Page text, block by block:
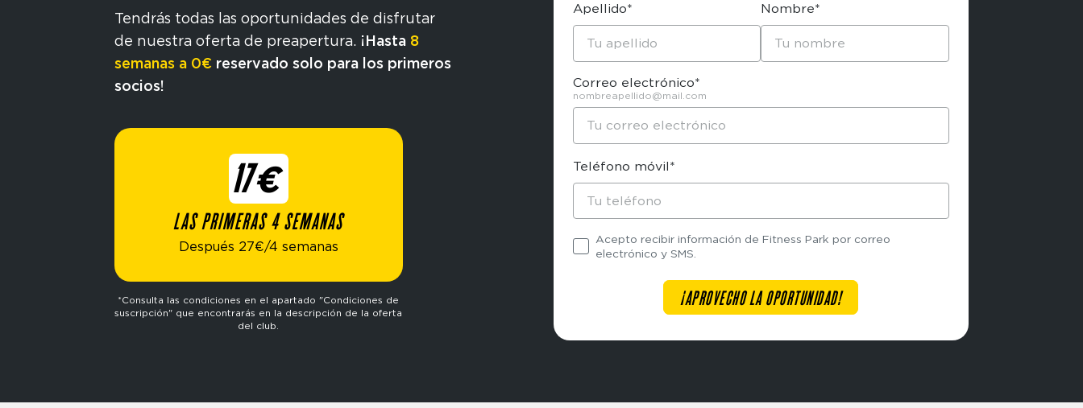
Tendrás todas las oportunidades de disfrutar
de nuestra oferta de preapertura. ¡Hasta 8
semanas a 0€ reservado solo para los primeros
socios!
17€
LAS PRIMERAS 4 SEMANAS
Después 27€/4 semanas
*Consulta las condiciones en el apartado "Condiciones de
suscripción" que encontrarás en la descripción de la oferta
del club.
Apellido* Nombre*
Correo electrónico*
nombreapellido@mail.com
Teléfono móvil*
Acepto recibir información de Fitness Park por correo
electrónico y SMS.